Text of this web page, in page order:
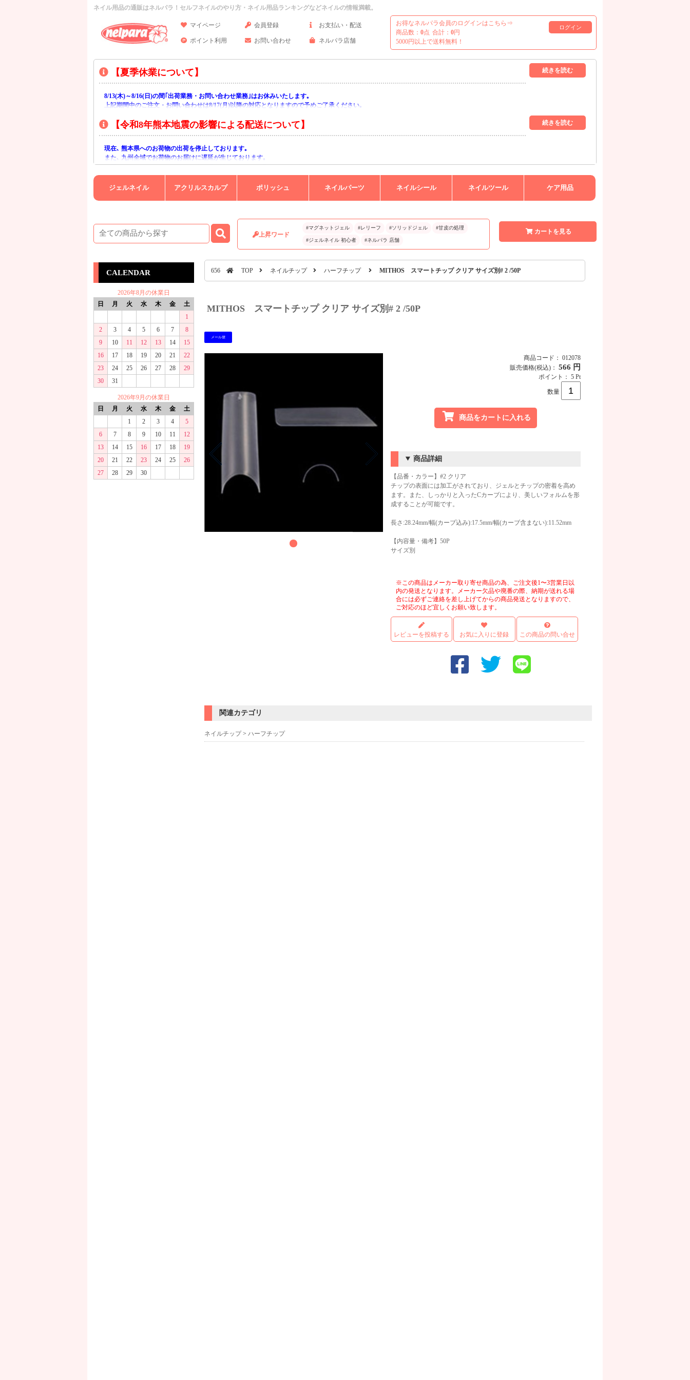
ネイル用品の通販はネルパラ！セルフネイルのやり方・ネイル用品ランキングなどネイルの情報満載。
マイページ 会員登録 お支払い・配送
ポイント利用 お問い合わせ ネルパラ店舗
お得なネルパラ会員のログインはこちら⇒
ログイン
商品数： 0点 合計： 0円
5000円以上で送料無料！
【夏季休業について】
8/13(木)～8/16(日)の間｢出荷業務・お問い合わせ業務｣はお休みいたします｡
上記期間中のご注文・お問い合わせは8/17(月)以降の対応となりますので予めご了承ください｡
【令和8年熊本地震の影響による配送について】
現在､ 熊本県へのお荷物の出荷を停止しております｡
また､ 九州全域でお荷物のお届けに遅延が生じております｡
ご不便をおかけいたしますが､ 何卒ご理解賜りますようお願い申し上げます｡
ジェルネイル アクリルスカルプ ポリッシュ ネイルパーツ ネイルシール ネイルツール ケア用品
上昇ワード
#マグネットジェル #レリーフ #ソリッドジェル #甘皮の処理
#ジェルネイル 初心者 #ネルパラ 店舗
カートを見る
CALENDAR
2026年8月の休業日
日
月 火 水 木 金
土
1
2
3 4 5 6 7
8
9
10 11 12 13 14
15
16
17 18 19 20 21
22
23
24 25 26 27 28
29
30
31
2026年9月の休業日
日
月 火 水 木 金
土
1
2 3 4
5
6
7 8 9 10 11
12
13
14 15 16 17 18
19
20
21 22 23 24 25
26
27
28 29 30
656 TOP ネイルチップ ハーフチップ MITHOS スマートチップ クリア サイズ別# 2 /50P
MITHOS スマートチップ クリア サイズ別# 2 /50P
メール便
商品コード： 012078
販売価格(税込)： 566 円
ポイント： 5 Pt
数量
商品をカートに入れる
商品詳細
【品番・カラー】#2 クリア
チップの表面には加工がされており、ジェルとチップの密着を高め
ます。また、しっかりと入ったCカーブにより、美しいフォルムを形
成することが可能です。
長さ:28.24mm/幅(カーブ込み):17.5mm/幅(カーブ含まない):11.52mm
【内容量・備考】50P
サイズ別
※この商品はメーカー取り寄せ商品の為、ご注文後1〜3営業日以
内の発送となります。メーカー欠品や廃番の際、納期が送れる場
合には必ずご連絡を差し上げてからの商品発送となりますので、
ご対応のほど宜しくお願い致します。
レビューを投稿する お気に入りに登録 この商品の問い合せ
関連カテゴリ
ネイルチップ> ハーフチップ